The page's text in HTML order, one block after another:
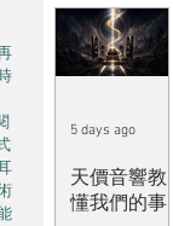
天價音響教
懂我們的事
5 days ago